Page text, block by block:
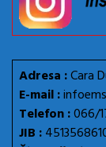
Adresa :Cara
E-mail :
Telefon :066/
JIB :